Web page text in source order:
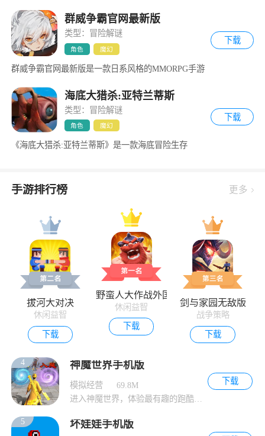
群威争霸官网最新版
类型：冒险解谜
角色 魔幻
下载
群威争霸官网最新版是一款日系风格的MMORPG手游
海底大猎杀:亚特兰蒂斯
类型：冒险解谜
角色 魔幻
下载
《海底大猎杀:亚特兰蒂斯》是一款海底冒险生存
手游排行榜 更多
拔河大对决
休闲益智
下载
野蛮人大作战外国版
休闲益智
下载
剑与家园无敌版
战争策略
下载
4 神魔世界手机版
模拟经营
69.8M
下载
5 坏娃娃手机版